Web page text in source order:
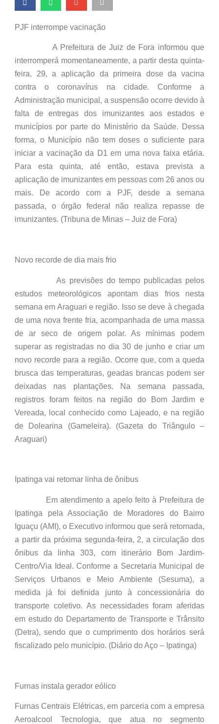
PJF interrompe vacinação
A Prefeitura de Juiz de Fora informou que
interromperá momentaneamente, a partir desta quinta-
feira, 29, a aplicação da primeira dose da vacina
contra o coronavírus na cidade. Conforme a
Administração municipal, a suspensão ocorre devido à
falta de entregas dos imunizantes aos estados e
municípios por parte do Ministério da Saúde. Dessa
forma, o Município não tem doses o suficiente para
iniciar a vacinação da D1 em uma nova faixa etária.
Para esta quinta, até então, estava prevista a
aplicação de imunizantes em pessoas com 26 anos ou
mais. De acordo com a PJF, desde a semana
passada, o órgão federal não realiza repasse de
imunizantes. (Tribuna de Minas – Juiz de Fora)
Novo recorde de dia mais frio
As previsões do tempo publicadas pelos
estudos meteorológicos apontam dias frios nesta
semana em Araguari e região. Isso se deve à chegada
de uma nova frente fria, acompanhada de uma massa
de ar seco de origem polar. As mínimas podem
superar as registradas no dia 30 de junho e criar um
novo recorde para a região. Ocorre que, com a queda
brusca das temperaturas, geadas brancas podem ser
deixadas nas plantações. Na semana passada,
registros foram feitos na região do Bom Jardim e
Vereada, local conhecido como Lajeado, e na região
de Dolearina (Gameleira). (Gazeta do Triângulo –
Araguari)
Ipatinga vai retomar linha de ônibus
Em atendimento a apelo feito à Prefeitura de
Ipatinga pela Associação de Moradores do Bairro
Iguaçu (AMI), o Executivo informou que será retomada,
a partir da próxima segunda-feira, 2, a circulação dos
ônibus da linha 303, com itinerário Bom Jardim-
Centro/Via Ideal. Conforme a Secretaria Municipal de
Serviços Urbanos e Meio Ambiente (Sesuma), a
medida já foi definida junto à concessionária do
transporte coletivo. As necessidades foram aferidas
em estudo do Departamento de Transporte e Trânsito
(Detra), sendo que o cumprimento dos horários será
fiscalizado pelo município. (Diário do Aço – Ipatinga)
Furnas instala gerador eólico
Furnas Centrais Elétricas, em parceria com a empresa
Aeroalcool Tecnologia, que atua no segmento